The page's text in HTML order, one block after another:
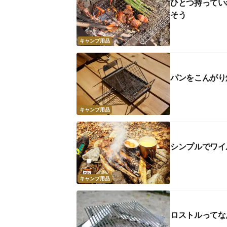
キャンプ用品
ひとつ持って
そう
キャンプ用品
パンをこんが
キャンプ用品
シンプルでワ
ロストルって